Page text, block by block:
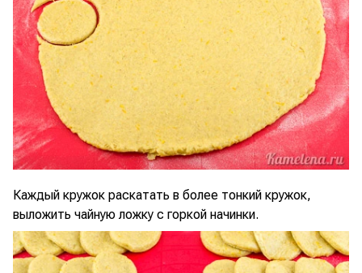
Каждый кружок раскатать в более тонкий кружок,
выложить чайную ложку с горкой начинки.